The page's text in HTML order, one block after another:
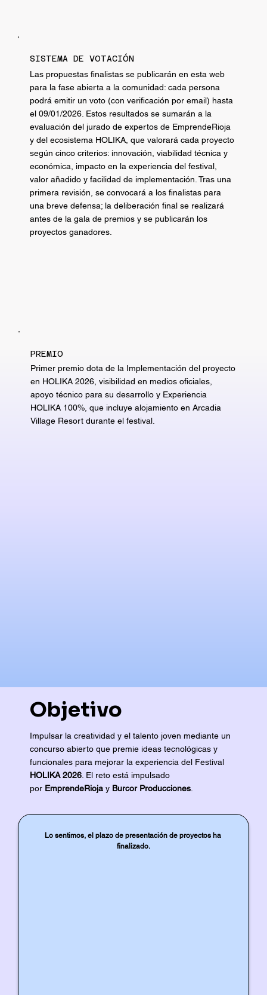
SISTEMA DE VOTACIÓN
Las propuestas finalistas se publicarán en esta web
para la fase abierta a la comunidad: cada persona
podrá emitir un voto (con verificación por email) hasta
el 09/01/2026. Estos resultados se sumarán a la
evaluación del jurado de expertos de EmprendeRioja
y del ecosistema HOLIKA, que valorará cada proyecto
según cinco criterios: innovación, viabilidad técnica y
económica, impacto en la experiencia del festival,
valor añadido y facilidad de implementación. Tras una
primera revisión, se convocará a los finalistas para
una breve defensa; la deliberación final se realizará
antes de la gala de premios y se publicarán los
proyectos ganadores.
PREMIO
Primer premio dota de la Implementación del proyecto
en HOLIKA 2026, visibilidad en medios oficiales,
apoyo técnico para su desarrollo y Experiencia
HOLIKA 100%, que incluye alojamiento en Arcadia
Village Resort durante el festival.
Objetivo
Impulsar la creatividad y el talento joven mediante un
concurso abierto que premie ideas tecnológicas y
funcionales para mejorar la experiencia del Festival
HOLIKA 2026 . El reto está impulsado
por EmprendeRioja y Burcor Producciones
Lo sentimos, el plazo de presentación de proyectos ha
finalizado.